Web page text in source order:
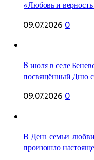
«Любовь и
09.07.2026 0
8 июля в селе
посвящённый Дню
09.07.2026 0
В День семьи,
произошло